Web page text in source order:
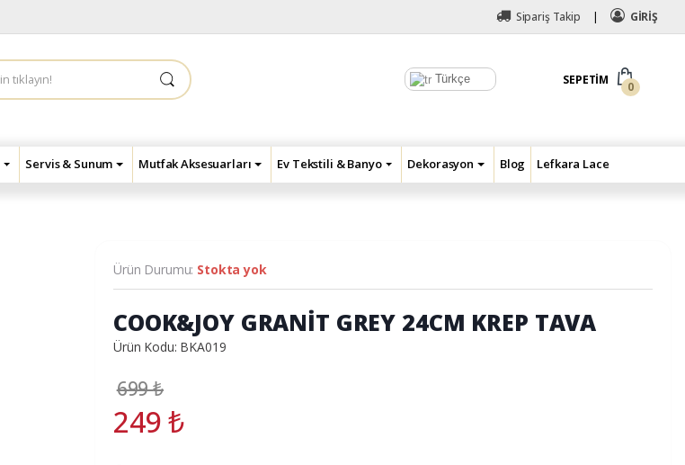
Sipariş Takip GİRİŞ
Türkçe SEPETIM
0
Servis & Sunum Mutfak Aksesuarları Ev Tekstili & Banyo Dekorasyon Blog Lefkara Lace
Ürün Durumu: Stokta yok
COOK&JOY GRANİT GREY 24CM KREP TAVA
Ürün Kodu: BKA019
699₺
249₺